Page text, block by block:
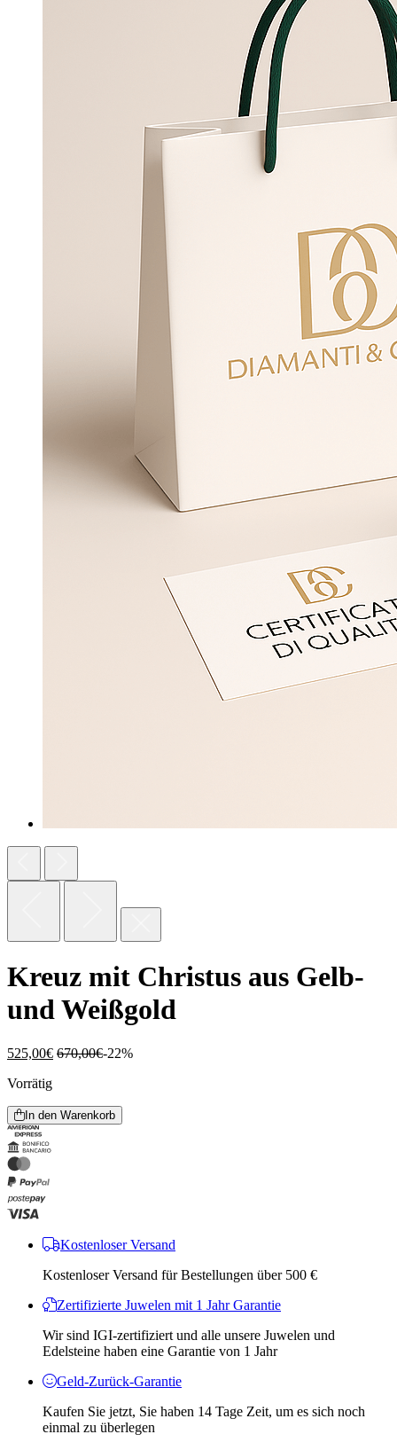
Kreuz mit Christus aus Gelb-
und Weißgold
525,00€ 670,00€-22%
Vorrätig
In den Warenkorb
Kostenloser Versand
Kostenloser Versand für Bestellungen über 500 €
Zertifizierte Juwelen mit 1 Jahr Garantie
Wir sind IGI-zertifiziert und alle unsere Juwelen und
Edelsteine ​​haben eine Garantie von 1 Jahr
Geld-Zurück-Garantie
Kaufen Sie jetzt, Sie haben 14 Tage Zeit, um es sich noch
einmal zu überlegen